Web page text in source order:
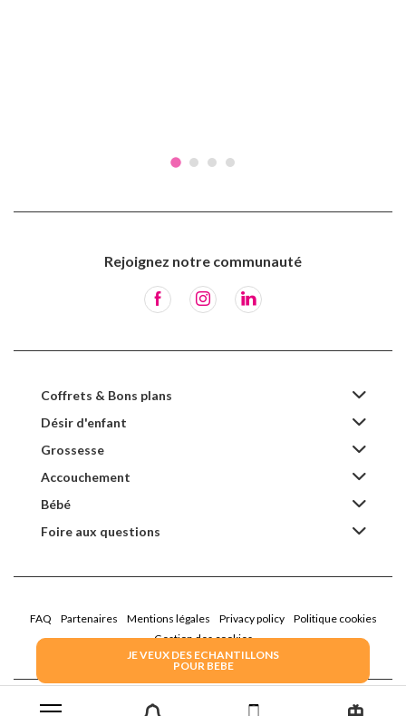
JE VEUX DES ECHANTILLONS
POUR BEBE
Rejoignez notre communauté
Coffrets & Bons plans
Désir d'enfant
Grossesse
Accouchement
Bébé
Foire aux questions
FAQ Partenaires Mentions légales Privacy policy
Politique cookies
Gestion des cookies